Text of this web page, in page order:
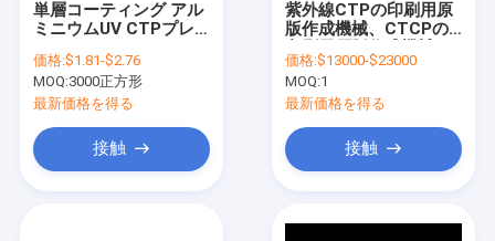
単層コーティング アル
ミニウムUV CTPプレ
感度
価格:$1.81-$2.76
MOQ:3000正方形
最新価格を得る
接触
紫外線CTPの印刷用原
版作成機械、CTCPの
UVCTPの印刷用原版作
成機械、オフセット
CTCP機械
価格:$13000-$23000
MOQ:1
最新価格を得る
接触